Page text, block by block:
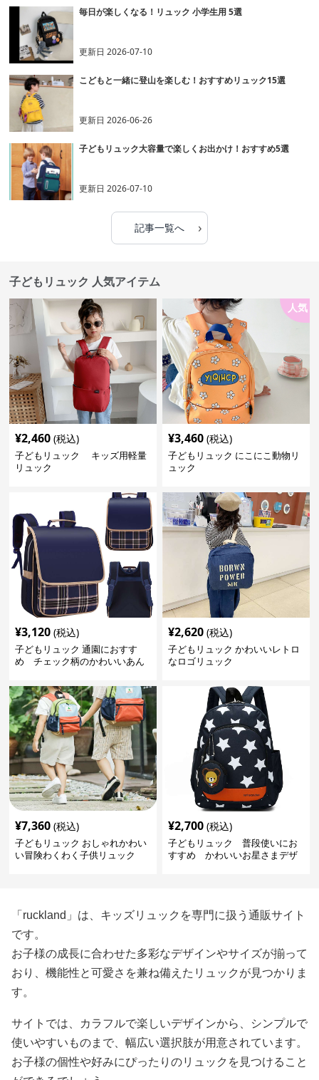
毎日が楽しくなる！リュック 小学生用 5選
更新日2026-07-10
こどもと一緒に登山を楽しむ！おすすめリュック15選
更新日2026-06-26
子どもリュック大容量で楽しくお出かけ！おすすめ5選
更新日2026-07-10
記事一覧へ ›
子どもリュック 人気アイテム
¥2,460 (税込)
子どもリュック キッズ用軽量
リュック
人気
¥3,460 (税込)
子どもリュック にこにこ動物リ
ュック
¥3,120 (税込)
子どもリュック 通園におすす
め チェック柄のかわいいあん
¥2,620 (税込)
子どもリュック かわいいレトロ
なロゴリュック
¥7,360 (税込)
子どもリュック おしゃれかわい
い冒険わくわく子供リュック
¥2,700 (税込)
子どもリュック 普段使いにお
すすめ かわいいお星さまデザ
「ruckland」は、キッズリュックを専門に扱う通販サイト
です。
お子様の成長に合わせた多彩なデザインやサイズが揃って
おり、機能性と可愛さを兼ね備えたリュックが見つかりま
す。
サイトでは、カラフルで楽しいデザインから、シンプルで
使いやすいものまで、幅広い選択肢が用意されています。
お子様の個性や好みにぴったりのリュックを見つけること